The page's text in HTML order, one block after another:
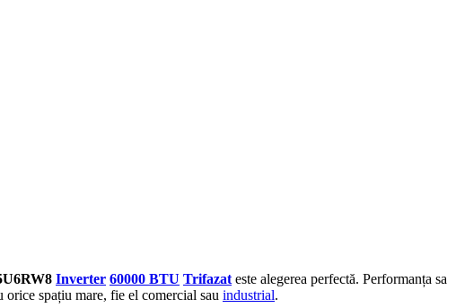
Inverter 60000 BTU Trifazat este alegerea perfectă. Performanța sa
spațiu mare, fie el comercial sau industrial.